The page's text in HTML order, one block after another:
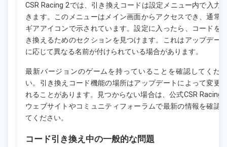
CSR Racing 2では、引き換えコードは設定メニュー内で入力
きます。このメニューはメイン画面からアクセスでき、通常
ギアアイコンで示されています。設定に入ったら、コードを
き換えるためのセクションを見つけます。これはアップデー
に応じて異なる名前が付けられている場合があります。
最新バージョンのゲームを持っていることを確認してくだ
い。引き換えコード機能の場所はアップデートによって変更
れることがあります。見つからない場合は、公式CSR Racing
ウェブサイトやコミュニティフォーラムで最新の情報を確認
てください。
コード引き換え中の一般的な問題